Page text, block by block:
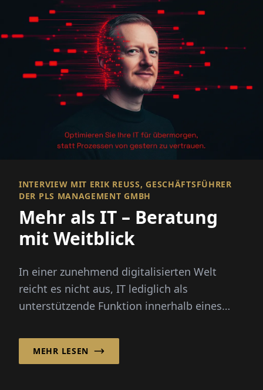
INTERVIEW MIT ERIK REUSS, GESCHÄFTSFÜHRER D
ER PLS MANAGEMENT GMBH
Mehr als IT – Beratung
mit Weitblick
In einer zunehmend digitalisierten Welt
reicht es nicht aus, IT lediglich als
unterstützende Funktion innerhalb eines
MEHR LESEN